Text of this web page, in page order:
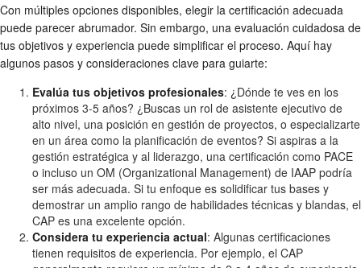
Con múltiples opciones disponibles, elegir la certificación adecuada
puede parecer abrumador. Sin embargo, una evaluación cuidadosa de
tus objetivos y experiencia puede simplificar el proceso. Aquí hay
algunos pasos y consideraciones clave para guiarte:
Evalúa tus objetivos profesionales: ¿Dónde te ves en los
próximos 3-5 años? ¿Buscas un rol de asistente ejecutivo de
alto nivel, una posición en gestión de proyectos, o especializarte
en un área como la planificación de eventos? Si aspiras a la
gestión estratégica y al liderazgo, una certificación como PACE
o incluso un OM (Organizational Management) de IAAP podría
ser más adecuada. Si tu enfoque es solidificar tus bases y
demostrar un amplio rango de habilidades técnicas y blandas, el
CAP es una excelente opción.
Considera tu experiencia actual: Algunas certificaciones
tienen requisitos de experiencia. Por ejemplo, el CAP